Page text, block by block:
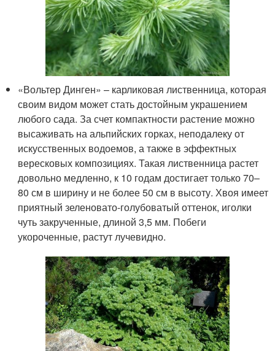
«Вольтер Динген» – карликовая лиственница, которая
своим видом может стать достойным украшением
любого сада. За счет компактности растение можно
высаживать на альпийских горках, неподалеку от
искусственных водоемов, а также в эффектных
вересковых композициях. Такая лиственница растет
довольно медленно, к 10 годам достигает только 70–
80 см в ширину и не более 50 см в высоту. Хвоя имеет
приятный зеленовато-голубоватый оттенок, иголки
чуть закрученные, длиной 3,5 мм. Побеги
укороченные, растут лучевидно.